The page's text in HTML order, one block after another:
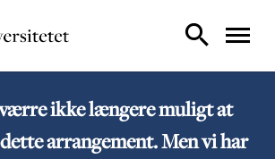
ikke længere muligt at
arrangement. Men vi har